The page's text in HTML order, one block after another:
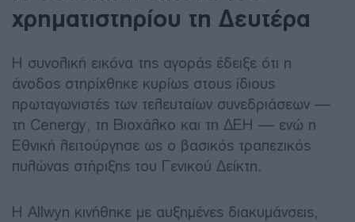
χρηματιστηρίου τη Δευτέρα
Η συνολική εικόνα της αγοράς έδειξε ότι η
άνοδος στηρίχθηκε κυρίως στους ίδιους
πρωταγωνιστές των τελευταίων συνεδριάσεων —
τη Cenergy, τη Βιοχάλκο και τη ΔΕΗ — ενώ η
Εθνική λειτούργησε ως ο βασικός τραπεζικός
πυλώνας στήριξης του Γενικού Δείκτη.
Η Allwyn κινήθηκε με αυξημένες διακυμάνσεις,